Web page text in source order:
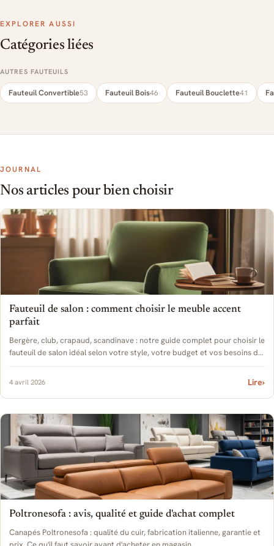
EXPLORER AUSSI
Catégories liées
AUTRES FAUTEUILS
Fauteuil Convertible53 Fauteuil Bois46 Fauteuil Bouclette41
JOURNAL
Nos articles pour bien choisir
Fauteuil de salon : comment choisir le meuble accent
parfait
Bergère, club, crapaud, scandinave : notre guide complet pour choisir le
fauteuil de salon idéal selon votre style, votre budget et vos besoins de
confort.
4 avril 2026 Lire›
Poltronesofa : avis, qualité et guide d'achat complet
Canapés Poltronesofa : qualité du cuir, fabrication italienne, garantie et